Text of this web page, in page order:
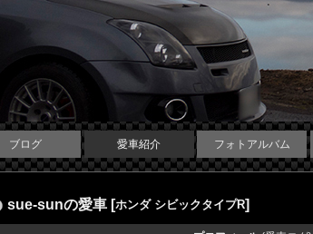
ブログ 愛車紹介 フォトアルバム
sue-sunの愛車 [ホンダ シビックタイプR]